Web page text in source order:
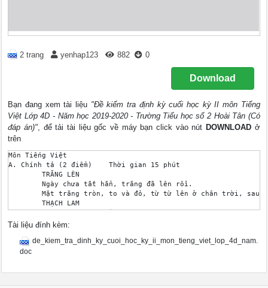
2 trang yenhap123 882 0
Download
Bạn đang xem tài liệu "Đề kiểm tra định kỳ cuối học kỳ II môn Tiếng
Việt Lớp 4D - Năm học 2019-2020 - Trường Tiểu học số 2 Hoài Tân (Có
đáp án)", để tải tài liệu gốc về máy bạn click vào nút DOWNLOAD ở
trên
Môn Tiếng Việt
A. Chính tả (2 điểm) 	Thời gian 15 phút
	TRĂNG LÊN
	THẠCH LAM
Đề bài: Em hãy tả một con vật nuôi mà em yêu thích.
1. Chính tả: (2 điểm)
-Chữ viết rõ ràng, viết đúng kiểu chữ, cỡ chữ: trình bày
Tài liệu đính kèm:
de_kiem_tra_dinh_ky_cuoi_hoc_ky_ii_mon_tieng_viet_lop_4d_nam.
doc